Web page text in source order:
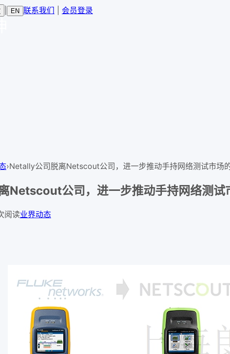
EN 联系我们 会员登录
›Netally公司脱离Netscout公司，进一步推动手持网络测试市场
Netscout公司，进一步推动手持网络测试
阅读业界动态